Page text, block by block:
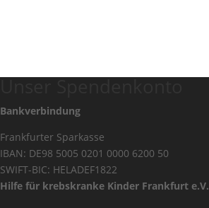
Bankverbindung
Frankfurter Sparkasse
IBAN: DE98 5005 0201 0000 6200 50
SWIFT-BIC: HELADEF1822
Hilfe für krebskranke Kinder Frankfurt e.V.